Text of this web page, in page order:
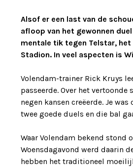
Alsof er een last van de
afloop van het gewonnen
mentale tik tegen Telstar,
Stadion. In veel aspecten is
Volendam-trainer Rick Kruys
passeerde. Over het
negen kansen creëerde. Je
twee goede duels en die bal
Waar Volendam bekend stond
Woensdagavond werd daarin
hebben het traditioneel